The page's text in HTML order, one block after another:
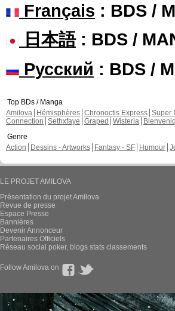
Français : BDS /
日本語: BDS /
Русский : BDS /
Top BDs / Manga
Amilova
Hémisphères Chronoctis Express Super
Connection Sethxfaye Graped Wisteria
Genre
Action
Dessins - Artworks Fantasy - SF Humour
LE PROJET AMILOVA
Présentation du projet Amilova
Revue de presse
Espace Presse
Bannières
Devenir Annonceur
Partenaires Officiels
Réseau social poker, blogs stats classements
Follow Amilova on